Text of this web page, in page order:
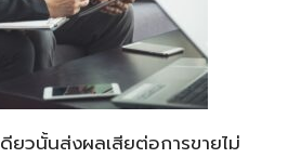
ดียวนั้นส่งผลเสียต่อการขายไม่